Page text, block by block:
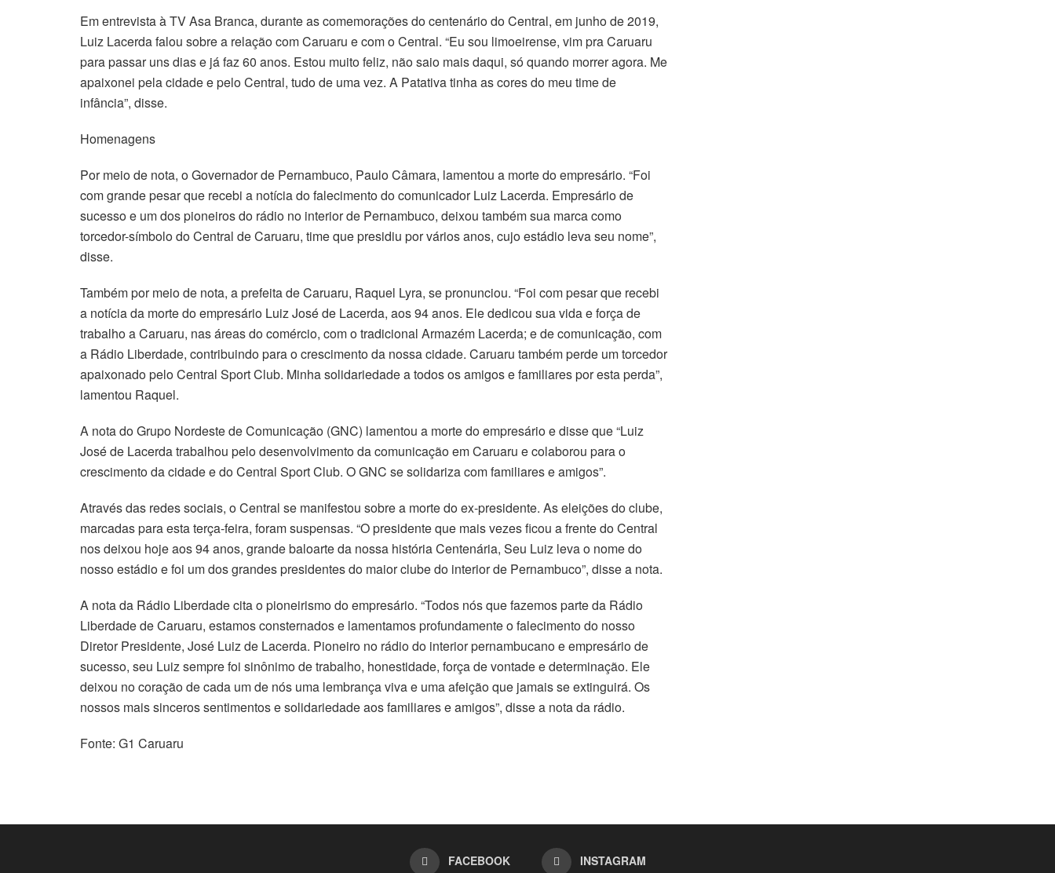
Em entrevista à TV Asa Branca, durante as comemorações do centenário do Central, em junho de 2019,
Luiz Lacerda falou sobre a relação com Caruaru e com o Central. “Eu sou limoeirense, vim pra Caruaru
para passar uns dias e já faz 60 anos. Estou muito feliz, não saio mais daqui, só quando morrer agora. Me
apaixonei pela cidade e pelo Central, tudo de uma vez. A Patativa tinha as cores do meu time de
infância”, disse.
Homenagens
Por meio de nota, o Governador de Pernambuco, Paulo Câmara, lamentou a morte do empresário. “Foi
com grande pesar que recebi a notícia do falecimento do comunicador Luiz Lacerda. Empresário de
sucesso e um dos pioneiros do rádio no interior de Pernambuco, deixou também sua marca como
torcedor-símbolo do Central de Caruaru, time que presidiu por vários anos, cujo estádio leva seu nome”,
disse.
Também por meio de nota, a prefeita de Caruaru, Raquel Lyra, se pronunciou. “Foi com pesar que recebi
a notícia da morte do empresário Luiz José de Lacerda, aos 94 anos. Ele dedicou sua vida e força de
trabalho a Caruaru, nas áreas do comércio, com o tradicional Armazém Lacerda; e de comunicação, com
a Rádio Liberdade, contribuindo para o crescimento da nossa cidade. Caruaru também perde um torcedor
apaixonado pelo Central Sport Club. Minha solidariedade a todos os amigos e familiares por esta perda”,
lamentou Raquel.
A nota do Grupo Nordeste de Comunicação (GNC) lamentou a morte do empresário e disse que “Luiz
José de Lacerda trabalhou pelo desenvolvimento da comunicação em Caruaru e colaborou para o
crescimento da cidade e do Central Sport Club. O GNC se solidariza com familiares e amigos”.
Através das redes sociais, o Central se manifestou sobre a morte do ex-presidente. As eleições do clube,
marcadas para esta terça-feira, foram suspensas. “O presidente que mais vezes ficou a frente do Central
nos deixou hoje aos 94 anos, grande baloarte da nossa história Centenária, Seu Luiz leva o nome do
nosso estádio e foi um dos grandes presidentes do maior clube do interior de Pernambuco”, disse a nota.
A nota da Rádio Liberdade cita o pioneirismo do empresário. “Todos nós que fazemos parte da Rádio
Liberdade de Caruaru, estamos consternados e lamentamos profundamente o falecimento do nosso
Diretor Presidente, José Luiz de Lacerda. Pioneiro no rádio do interior pernambucano e empresário de
sucesso, seu Luiz sempre foi sinônimo de trabalho, honestidade, força de vontade e determinação. Ele
deixou no coração de cada um de nós uma lembrança viva e uma afeição que jamais se extinguirá. Os
nossos mais sinceros sentimentos e solidariedade aos familiares e amigos”, disse a nota da rádio.
Fonte: G1 Caruaru
FACEBOOK INSTAGRAM